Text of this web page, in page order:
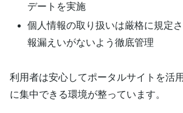
デートを実施
個人情報の取り扱いは厳格に規定
報漏えいがないよう徹底管理
利用者は安心してポータルサイトを活
に集中できる環境が整っています。